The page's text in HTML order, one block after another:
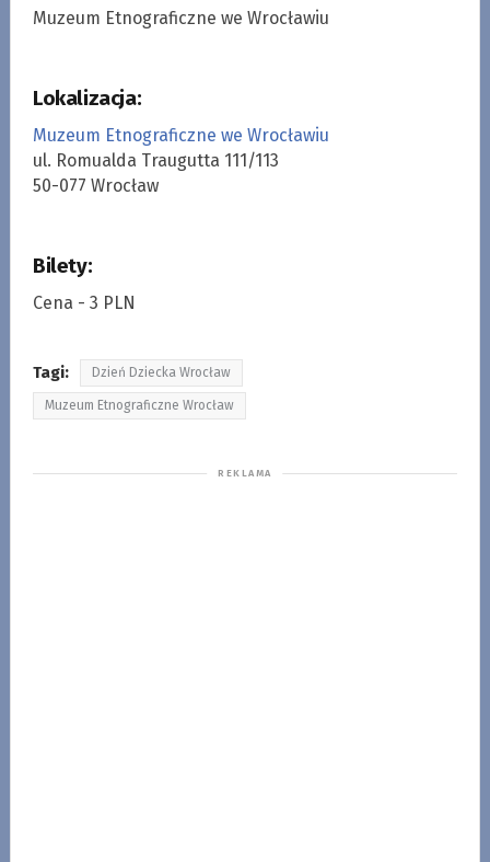
Muzeum Etnograficzne we Wrocławiu
Lokalizacja:
Muzeum Etnograficzne we Wrocławiu
ul. Romualda Traugutta 111/113
50-077 Wrocław
Bilety:
Cena - 3 PLN
Tagi: Dzień Dziecka Wrocław
Muzeum Etnograficzne Wrocław